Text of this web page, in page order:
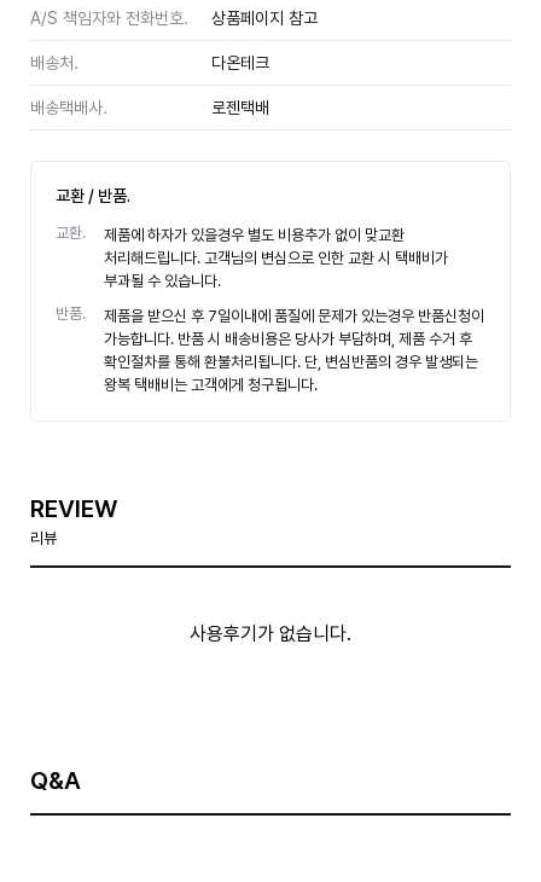
A/S 책임자와 전화번호. 상품페이지 참고
배송처. 다온테크
배송택배사. 로젠택배
교환 / 반품.
교환.
제품에 하자가 있을경우 별도 비용추가 없이 맞교환
처리해드립니다. 고객님의 변심으로 인한 교환 시 택배비가
부과될 수 있습니다.
반품.
제품을 받으신 후 7일이내에 품질에 문제가 있는경우 반품신청이
가능합니다. 반품 시 배송비용은 당사가 부담하며, 제품 수거 후
확인절차를 통해 환불처리됩니다. 단, 변심반품의 경우 발생되는
왕복 택배비는 고객에게 청구됩니다.
REVIEW
리뷰
사용후기가 없습니다.
Q&A